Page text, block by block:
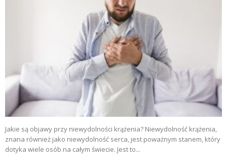
Jakie są objawy przy niewydolności krążenia? Niewydolność krążenia,
znana również jako niewydolność serca, jest poważnym stanem, który
dotyka wiele osób na całym świecie. Jest to...